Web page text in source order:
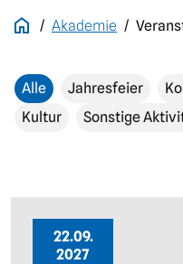
Akademie
Alle Jahresfeier
Kultur
Sonstige
22.09.
2027